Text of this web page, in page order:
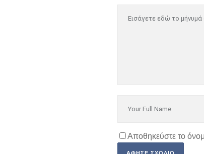
Αποθηκεύστε το